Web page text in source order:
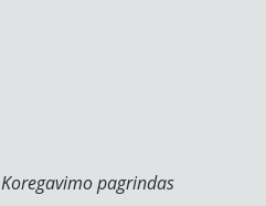
Koregavimo pagrindas